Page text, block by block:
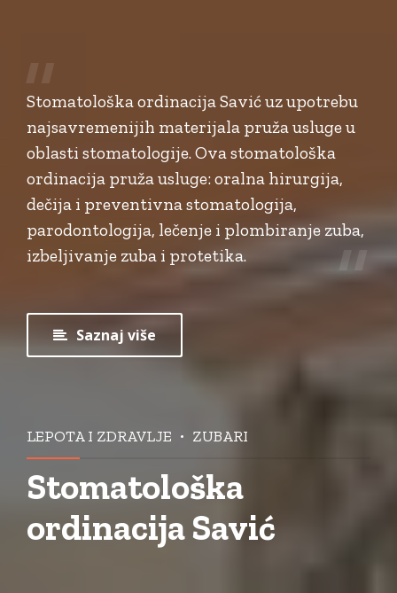
Stomatološka ordinacija Savić uz upotrebu
najsavremenijih materijala pruža usluge u
oblasti stomatologije. Ova stomatološka
ordinacija pruža usluge: oralna hirurgija,
dečija i preventivna stomatologija,
parodontologija, lečenje i plombiranje zuba,
izbeljivanje zuba i protetika.
Saznaj više
LEPOTA I ZDRAVLJE ZUBARI
Stomatološka
ordinacija Savić